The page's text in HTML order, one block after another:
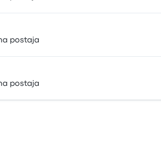
postaja
Pas de
postaja
Pas de